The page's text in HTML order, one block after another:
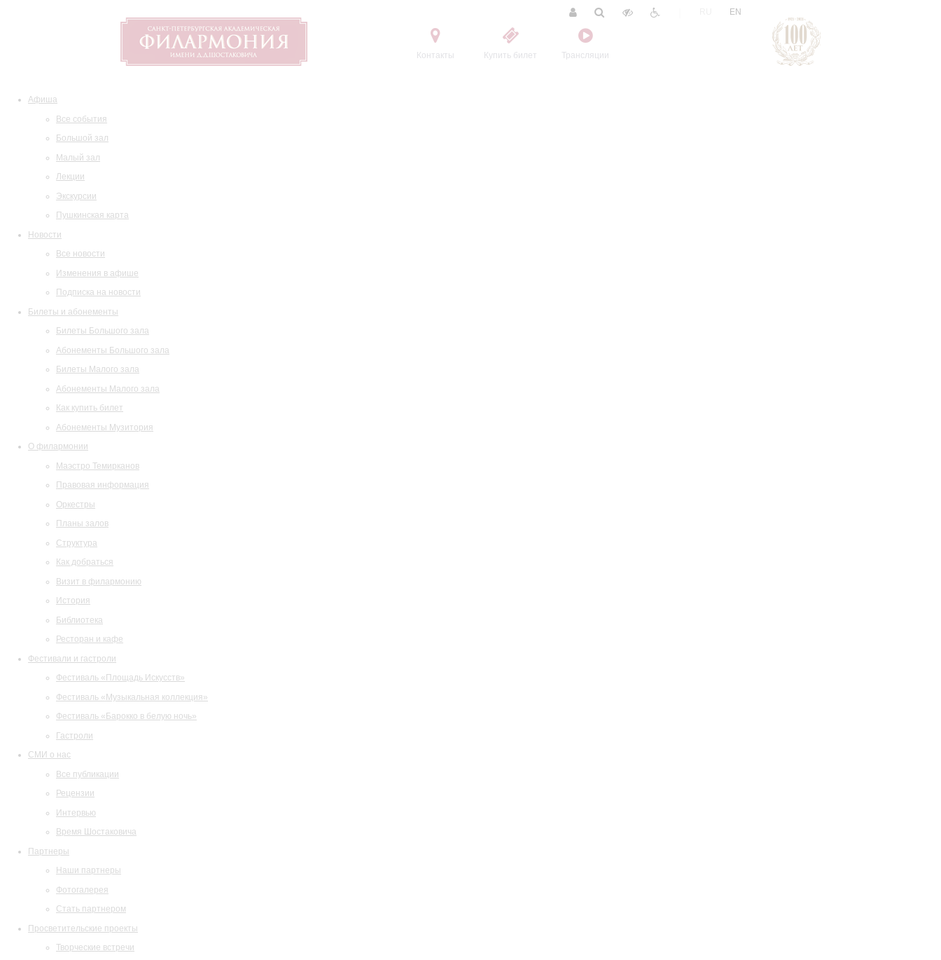
Контакты Купить билет Трансляции
EN
Афиша
Все события
Большой зал
Малый зал
Лекции
Экскурсии
Пушкинская карта
Новости
Все новости
Изменения в афише
Подписка на новости
Билеты и абонементы
Билеты Большого зала
Абонементы Большого зала
Билеты Малого зала
Абонементы Малого зала
Как купить билет
Абонементы Музитория
О филармонии
Маэстро Темирканов
Правовая информация
Оркестры
Планы залов
Структура
Как добраться
Визит в филармонию
История
Библиотека
Ресторан и кафе
Фестивали и гастроли
Фестиваль «Площадь Искусств»
Фестиваль «Музыкальная коллекция»
Фестиваль «Барокко в белую ночь»
Гастроли
СМИ о нас
Все публикации
Рецензии
Интервью
Время Шостаковича
Партнеры
Наши партнеры
Фотогалерея
Стать партнером
Просветительские проекты
Творческие встречи